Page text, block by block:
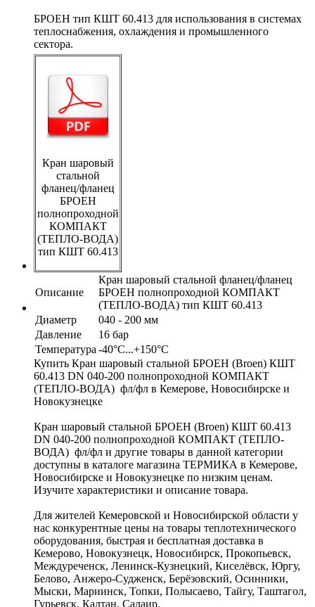
БРОЕН тип КШТ 60.413 для использования в системах
теплоснабжения, охлаждения и промышленного
сектора.
Кран шаровый
стальной
фланец/фланец
БРОЕН
полнопроходной
КОМПАКТ
(ТЕПЛО-ВОДА)
тип КШТ 60.413
Описание
Кран шаровый стальной фланец/фланец
БРОЕН полнопроходной КОМПАКТ
(ТЕПЛО-ВОДА) тип КШТ 60.413
Диаметр
040 - 200 мм
Давление
16 бар
Температура -40°С...+150°С
Купить Кран шаровый стальной БРОЕН (Broen) КШТ
60.413 DN 040-200 полнопроходной КОМПАКТ
(ТЕПЛО-ВОДА) фл/фл в Кемерове, Новосибирске и
Новокузнецке
Кран шаровый стальной БРОЕН (Broen) КШТ 60.413
DN 040-200 полнопроходной КОМПАКТ (ТЕПЛО-
ВОДА) фл/фл и другие товары в данной категории
доступны в каталоге магазина ТЕРМИКА в Кемерове,
Новосибирске и Новокузнецке по низким ценам.
Изучите характеристики и описание товара.
Для жителей Кемеровской и Новосибирской области у
нас конкурентные цены на товары теплотехнического
оборудования, быстрая и бесплатная доставка в
Кемерово, Новокузнецк, Новосибирск, Прокопьевск,
Междуреченск, Ленинск-Кузнецкий, Киселёвск, Юргу,
Белово, Анжеро-Судженск, Берёзовский, Осинники,
Мыски, Мариинск, Топки, Полысаево, Тайгу, Таштагол,
Гурьевск, Калтан, Салаир.